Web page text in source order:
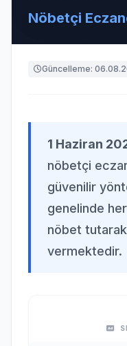
Nöbetçi
Güncelleme:
1 Haziran
nöbetçi
güvenilir
genelinde
nöbet
vermektedir.